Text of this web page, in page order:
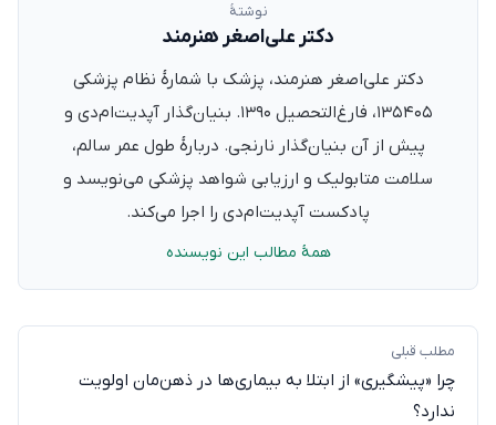
نوشتهٔ
دکتر علی‌اصغر هنرمند
دکتر علی‌اصغر هنرمند، پزشک با شمارهٔ نظام پزشکی
۱۳۵۴۰۵، فارغ‌التحصیل ۱۳۹۰. بنیان‌گذار آپدیت‌ام‌دی و
پیش از آن بنیان‌گذار نارنجی. دربارهٔ طول عمر سالم،
سلامت متابولیک و ارزیابی شواهد پزشکی می‌نویسد و
پادکست آپدیت‌ام‌دی را اجرا می‌کند.
همهٔ مطالب این نویسنده
مطلب قبلی
چرا «پیشگیری» از ابتلا به بیماری‌ها در ذهن‌مان اولویت
ندارد؟